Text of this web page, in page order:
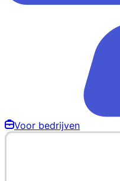
Voor bedrijven